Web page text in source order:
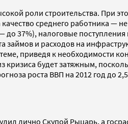
роли строительства. При
среднего работника —
37%), налоговые
и расходов на
приведя к необходимости
будет затяжным,
роста ВВП на 2012 год до
лично Скупой Рыцарь, а